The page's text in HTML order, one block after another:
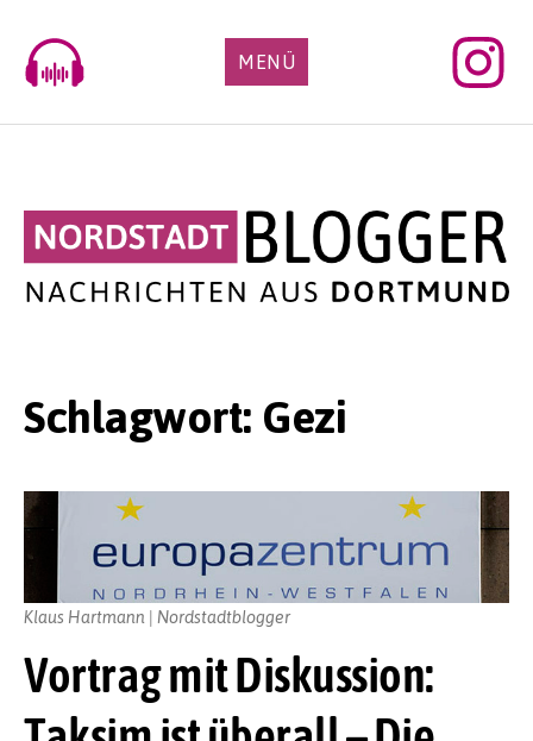
content
MENÜ
Schlagwort: Gezi
Vortrag mit Diskussion:
Klaus Hartmann | Nordstadtblogger